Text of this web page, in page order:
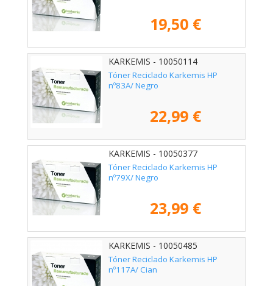
19,50 €
KARKEMIS - 10050114
Tóner Reciclado Karkemis HP
nº83A/ Negro
22,99 €
KARKEMIS - 10050377
Tóner Reciclado Karkemis HP
nº79X/ Negro
23,99 €
KARKEMIS - 10050485
Tóner Reciclado Karkemis HP
nº117A/ Cian